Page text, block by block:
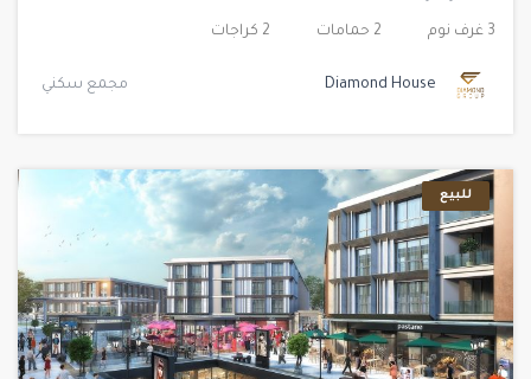
3 غرف نوم 2 حمامات 2 كراجات
Diamond House مجمع سكني
للبيع